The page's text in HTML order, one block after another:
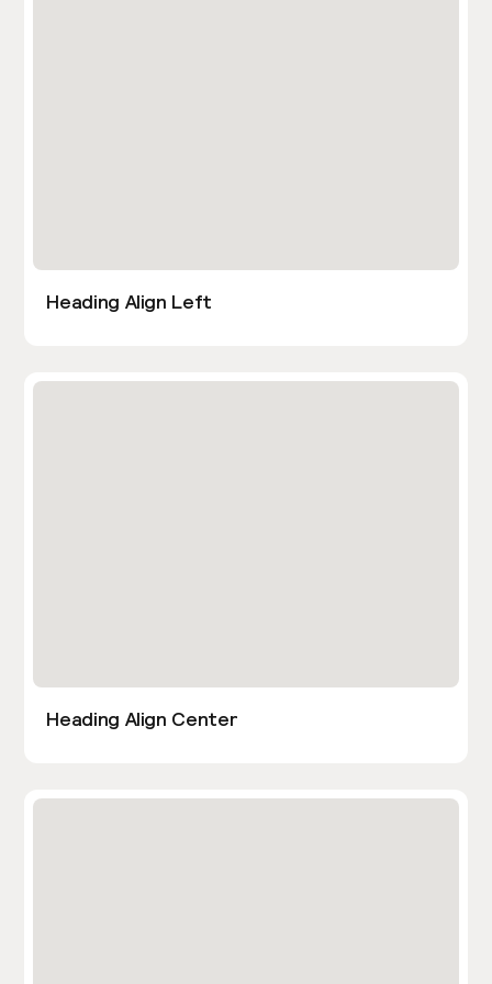
Heading Align Left
Heading Align Center